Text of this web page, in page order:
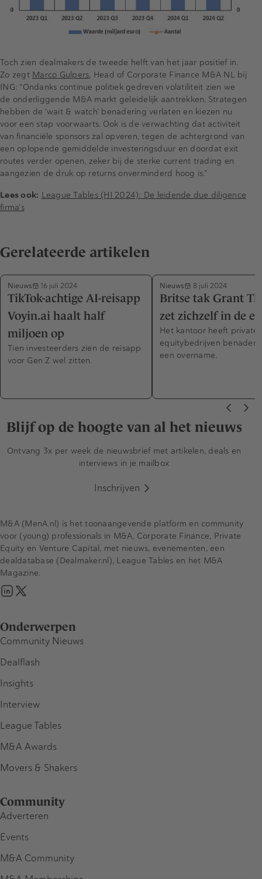
Toch zien dealmakers de tweede helft van het jaar positief in.
Zo zegt Marco Gulpers, Head of Corporate Finance M&A NL bij
ING: “Ondanks continue politiek gedreven volatiliteit zien we
de onderliggende M&A markt geleidelijk aantrekken. Strategen
hebben de ‘wait & watch’ benadering verlaten en kiezen nu
voor een stap voorwaarts. Ook is de verwachting dat activiteit
van financiële sponsors zal opveren, tegen de achtergrond van
een oplopende gemiddelde investeringsduur en doordat exit
routes verder openen, zeker bij de sterke current trading en
aangezien de druk op returns onverminderd hoog is.”
Lees ook: League Tables (H1 2024): De leidende due diligence
firma’s
Gerelateerde artikelen
Nieuws 16 juli 2024
TikTok-achtige AI-reisapp
Voyin.ai haalt half
miljoen op
Tien investeerders zien de reisapp
voor Gen Z wel zitten.
Nieuws 8 juli 2024
Britse tak Grant
zet zichzelf in de
Het kantoor heeft private
equitybedrijven
een overname.
Blijf op de hoogte van al het nieuws
Ontvang 3x per week de nieuwsbrief met artikelen, deals en
interviews in je mailbox
Inschrijven
Onderwerpen
Community Nieuws
Dealflash
Insights
Interview
League Tables
M&A Awards
Movers & Shakers
Community
Adverteren
Events
M&A Community
M&A (MenA.nl) is het toonaangevende platform en community
voor (young) professionals in M&A, Corporate Finance, Private
Equity en Venture Capital, met nieuws, evenementen, een
dealdatabase (Dealmaker.nl), League Tables en het M&A
Magazine.